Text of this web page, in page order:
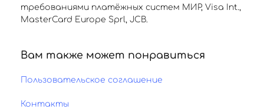
требованиями платёжных систем МИР, Visa Int.,
MasterCard Europe Sprl, JCB.
Вам также может понравиться
Пользовательское соглашение
Контакты